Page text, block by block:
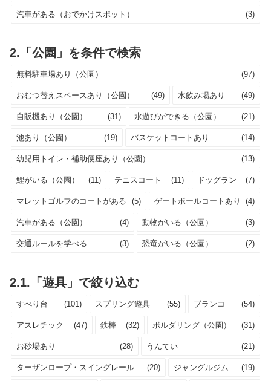
汽車がある（おでかけスポット） (3)
2.「公園」を条件で検索
無料駐車場あり（公園） (97)
おむつ替えスペースあり（公園） (49) 水飲み場あり (49)
自販機あり（公園） (31) 水遊びができる（公園） (21)
池あり（公園） (19) バスケットコートあり (14)
幼児用トイレ・補助便座あり（公園） (13)
鯉がいる（公園） (11) テニスコート (11) ドッグラン (7)
マレットゴルフのコートがある (5) ゲートボールコートあり (4)
汽車がある（公園） (4) 動物がいる（公園） (3)
交通ルールを学べる (3) 恐竜がいる（公園） (2)
2.1.「遊具」で絞り込む
すべり台 (101) スプリング遊具 (55) ブランコ (54)
アスレチック (47) 鉄棒 (32) ボルダリング（公園） (31)
お砂場あり (28) うんてい (21)
ターザンロープ・スイングレール (20) ジャングルジム (19)